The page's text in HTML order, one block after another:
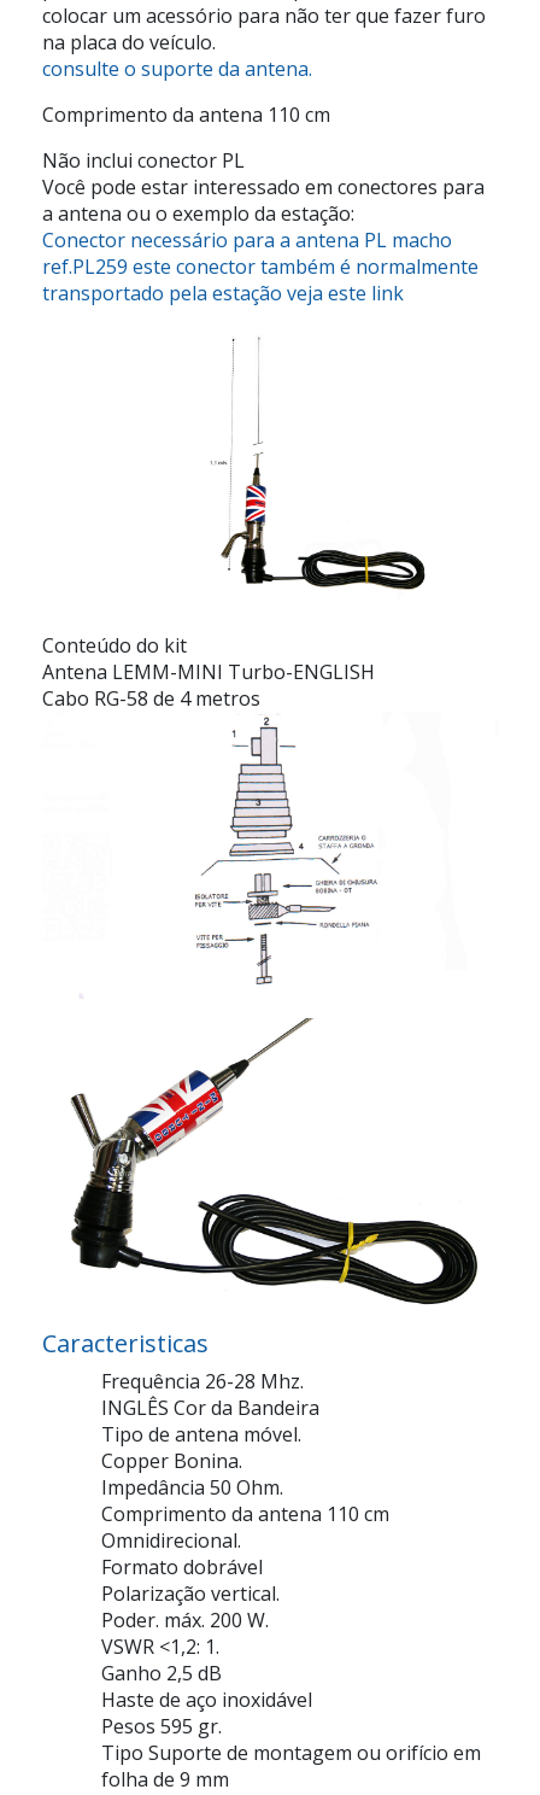
colocar um acessório para não ter que fazer furo
na placa do veículo.
consulte o suporte da antena.
Comprimento da antena 110 cm
Não inclui conector PL
Você pode estar interessado em conectores para
a antena ou o exemplo da estação:
Conector necessário para a antena PL macho
ref.PL259 este conector também é normalmente
transportado pela estação veja este link
Conteúdo do kit
Antena LEMM-MINI Turbo-ENGLISH
Cabo RG-58 de 4 metros
Caracteristicas
Frequência 26-28 Mhz.
INGLÊS Cor da Bandeira
Tipo de antena móvel.
Copper Bonina.
Impedância 50 Ohm.
Comprimento da antena 110 cm
Omnidirecional.
Formato dobrável
Polarização vertical.
Poder. máx. 200 W.
VSWR <1,2: 1.
Ganho 2,5 dB
Haste de aço inoxidável
Pesos 595 gr.
Tipo Suporte de montagem ou orifício em
folha de 9 mm